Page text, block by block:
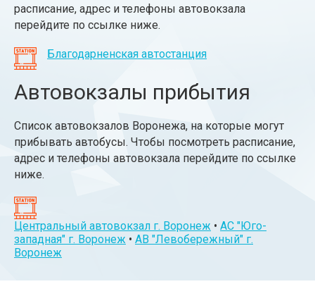
расписание, адрес и телефоны автовокзала
перейдите по ссылке ниже.
Благодарненская автостанция
Автовокзалы прибытия
Список автовокзалов Воронежа, на которые могут
прибывать автобусы. Чтобы посмотреть расписание,
адрес и телефоны автовокзала перейдите по ссылке
ниже.
Центральный автовокзал г. Воронеж • АС "Юго-
западная" г. Воронеж • АВ "Левобережный" г.
Воронеж